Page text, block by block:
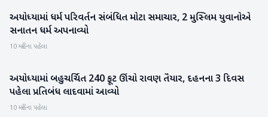
રાષ્ટ્રીય
અયોધ્યામાં ધર્મ પરિવર્તન સંબંધિત મોટા સમાચાર, 2 મુસ્લિમ યુવાનોએ
સનાતન ધર્મ અપનાવ્યો
10 મહિના પહેલા
રાષ્ટ્રીય
અયોધ્યામાં બહુચર્ચિત 240 ફૂટ ઊંચો રાવણ તૈયાર, દહનના 3 દિવસ
પહેલા પ્રતિબંધ લાદવામાં આવ્યો
10 મહિના પહેલા